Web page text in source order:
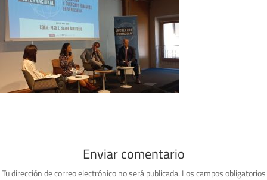
Enviar comentario
Tu dirección de correo electrónico no será publicada. Los campos obligatorios